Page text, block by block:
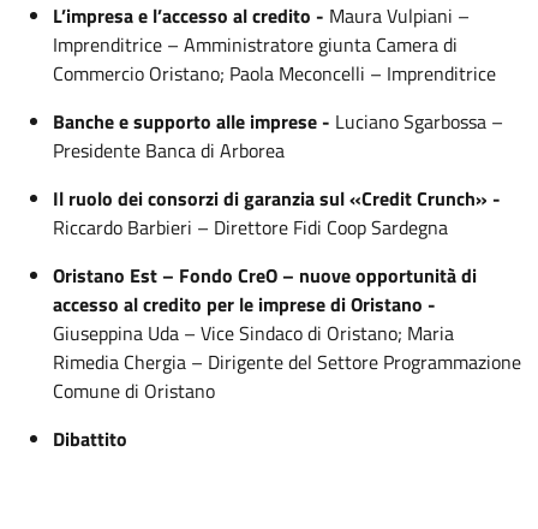
L’impresa e l’accesso al credito - Maura Vulpiani –
Imprenditrice – Amministratore giunta Camera di
Commercio Oristano; Paola Meconcelli – Imprenditrice
Banche e supporto alle imprese - Luciano Sgarbossa –
Presidente Banca di Arborea
Il ruolo dei consorzi di garanzia sul «Credit Crunch» -
Riccardo Barbieri – Direttore Fidi Coop Sardegna
Oristano Est – Fondo CreO – nuove opportunità di
accesso al credito per le imprese di Oristano -
Giuseppina Uda – Vice Sindaco di Oristano; Maria
Rimedia Chergia – Dirigente del Settore Programmazione
Comune di Oristano
Dibattito